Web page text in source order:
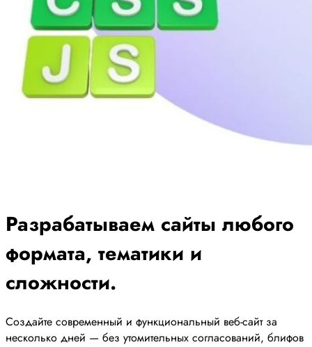
Разрабатываем сайты любого
формата, тематики и
сложности.
Создайте современный и функциональный веб-сайт за
несколько дней — без утомительных согласований, блифов